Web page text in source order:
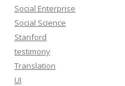
Social Enterprise
Social Science
Stanford
testimony
Translation
UI